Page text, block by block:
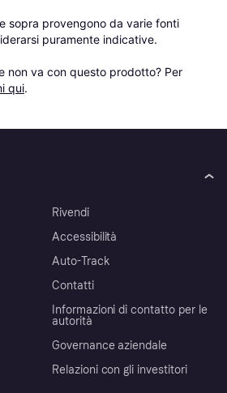
sopra provengono da varie fonti
puramente indicative.
non va con questo prodotto? Per
qui.
Rivendi
Accessibilità
Auto-Track
Contatti
Informazioni di contatto per le
autorità
Governance aziendale
Relazioni con gli investitori